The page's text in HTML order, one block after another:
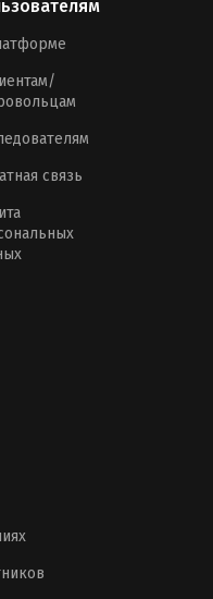
связь